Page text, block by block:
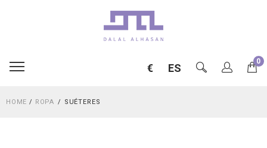
0
ES
€
HOME / ROPA SUÉTERES